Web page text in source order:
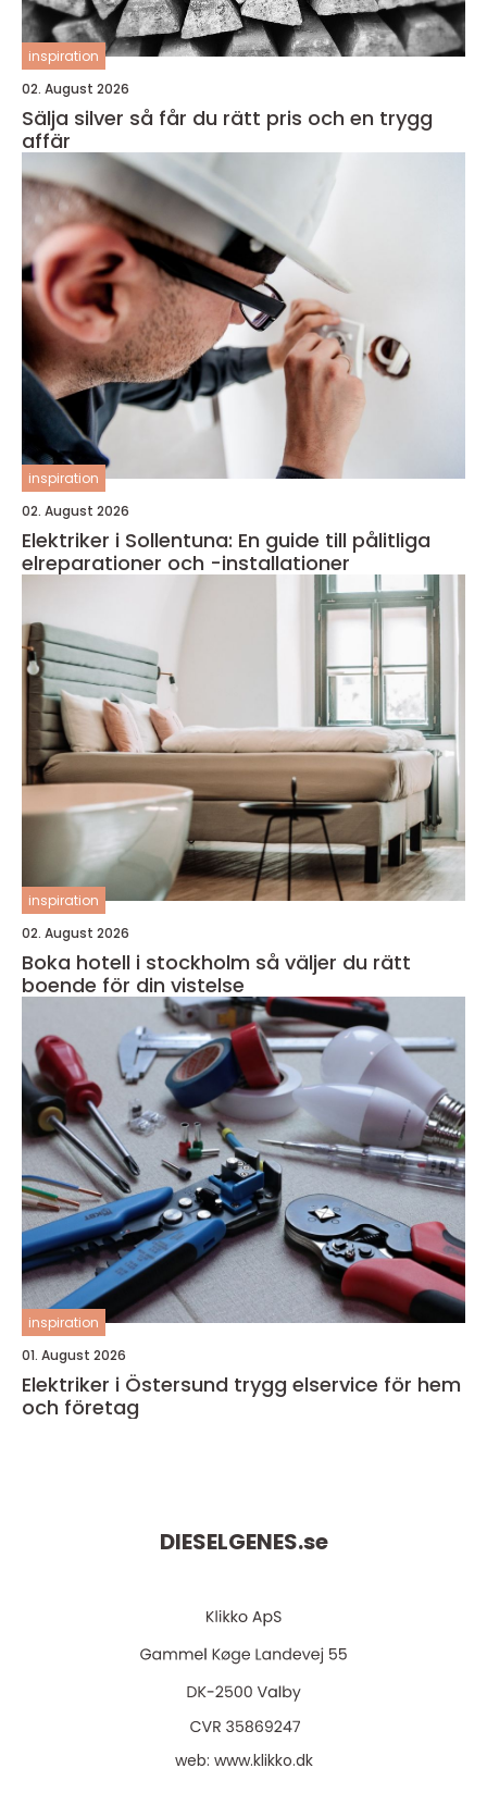
inspiration
02. August 2026
Sälja silver så får du rätt pris och en trygg
affär
inspiration
02. August 2026
Elektriker i Sollentuna: En guide till pålitliga
elreparationer och -installationer
inspiration
02. August 2026
Boka hotell i stockholm så väljer du rätt
boende för din vistelse
inspiration
01. August 2026
Elektriker i Östersund trygg elservice för hem
och företag
DIESELGENES.se
web: www.klikko.dk